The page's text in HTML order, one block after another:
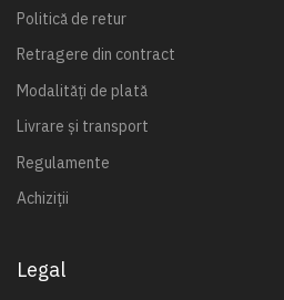
Politică de retur
Retragere din contract
Modalități de plată
Livrare și transport
Regulamente
Achiziții
Legal